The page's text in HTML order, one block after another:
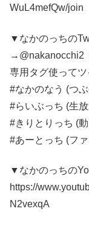
WuL4mefQw/join
▼なかのっちの
→@nakanocchi2
専用タグ使ってツ
#なかのなう (つ
#らいぶっち (生
#きりとりっち (
#あーとっち (フ
▼なかのっちの
https://
N2vexqA